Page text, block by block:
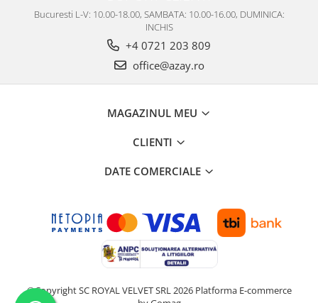
Bucuresti L-V: 10.00-18.00, SAMBATA: 10.00-16.00, DUMINICA:
INCHIS
+4 0721 203 809
office@azay.ro
MAGAZINUL MEU
CLIENTI
DATE COMERCIALE
©Copyright SC ROYAL VELVET SRL 2026 Platforma E-commerce